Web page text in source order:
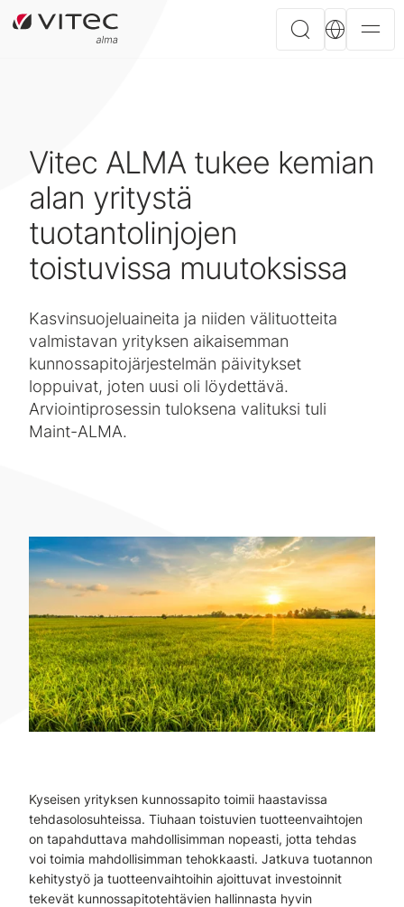
Vitec ALMA tukee kemian
alan yritystä
tuotantolinjojen
toistuvissa muutoksissa
Kasvinsuojeluaineita ja niiden välituotteita
valmistavan yrityksen aikaisemman
kunnossapitojärjestelmän päivitykset
loppuivat, joten uusi oli löydettävä.
Arviointiprosessin tuloksena valituksi tuli
Maint-ALMA.
Kyseisen yrityksen kunnossapito toimii haastavissa
tehdasolosuhteissa. Tiuhaan toistuvien tuotteenvaihtojen
on tapahduttava mahdollisimman nopeasti, jotta tehdas
voi toimia mahdollisimman tehokkaasti. Jatkuva tuotannon
kehitystyö ja tuotteenvaihtoihin ajoittuvat investoinnit
tekevät kunnossapitotehtävien hallinnasta hyvin